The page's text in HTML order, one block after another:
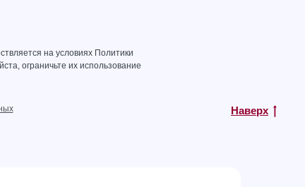
на условиях Политики
ограничьте их использование
Наверх